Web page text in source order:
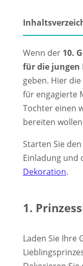
Wenn der 10.
für die jungen
geben. Hier
für engagierte
Tochter einen
bereiten
Starten Sie
Einladung und
Dekoration.
1.
Laden Sie Ihre